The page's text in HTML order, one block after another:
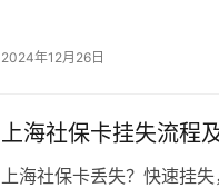
2024年12月26日
上海社保卡挂失流程
上海社保卡丢失？快速挂